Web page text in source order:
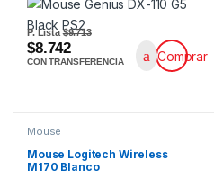
P. Lista$9.713
$8.742
CON TRANSFERENCIA Comprar
Mouse
Mouse Logitech Wireless
M170 Blanco